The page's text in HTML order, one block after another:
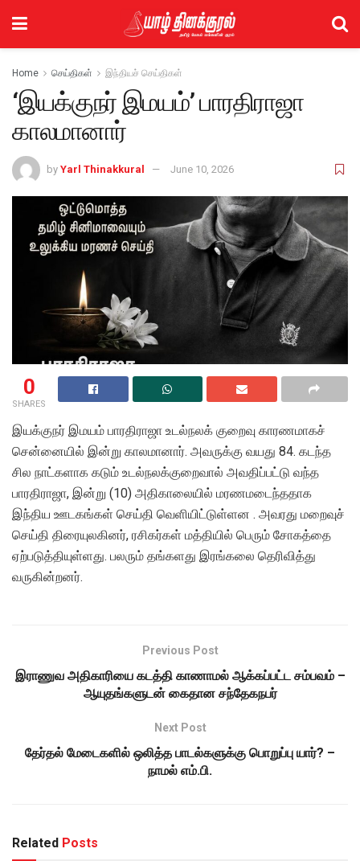
Home செய்திகள் இந்தியச் செய்திகள்
‘இயக்குநர் இமயம்’ பாரதிராஜா
காலமானார்
by Yarl Thinakkural June 10, 2026
0
SHARES
இயக்குநர் இமயம் பாரதிராஜா உடல்நலக் குறைவு காரணமாகச்
சென்னையில் இன்று காலமானார். அவருக்கு வயது 84. கடந்த
சில நாட்களாக கடும் உடல்நலக்குறைவால் அவதிப்பட்டு வந்த
பாரதிராஜா, இன்று (10) அதிகாலையில் மரணமடைந்ததாக
இந்திய ஊடகங்கள் செய்தி வெளியிட்டுள்ளன . அவரது மறைவுச்
செய்தி திரையுலகினர், ரசிகர்கள் மத்தியில் பெரும் சோகத்தை
ஏற்படுத்தியுள்ளது. பலரும் தங்களது இரங்கலை தெரிவித்து
வருகின்றனர்.
Previous Post
இராணுவ அதிகாரியை கடத்தி காணாமல் ஆக்கப்பட்ட சம்பவம் –
ஆயுதங்களுடன் கைதான சந்தேகநபர்
Next Post
தேர்தல் மேடைகளில் ஒலித்த பாடல்களுக்கு பொறுப்பு யார்? –
நாமல் எம்.பி.
Related Posts